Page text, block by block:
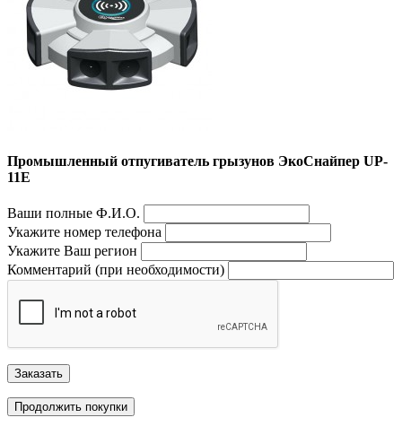
Промышленный отпугиватель грызунов ЭкоСнайпер UP-
11E
Ваши полные Ф.И.О.
Укажите номер телефона
Укажите Ваш регион
Комментарий (при необходимости)
Заказать
Продолжить покупки